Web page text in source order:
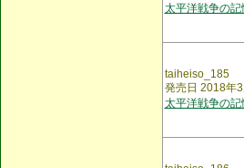
太平洋戦争の
taiheiso_185
発売日 2018年3
太平洋戦争の